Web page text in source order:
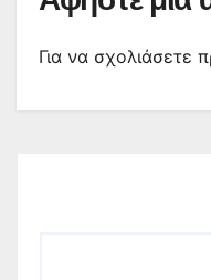
Για να σχολιάσετε